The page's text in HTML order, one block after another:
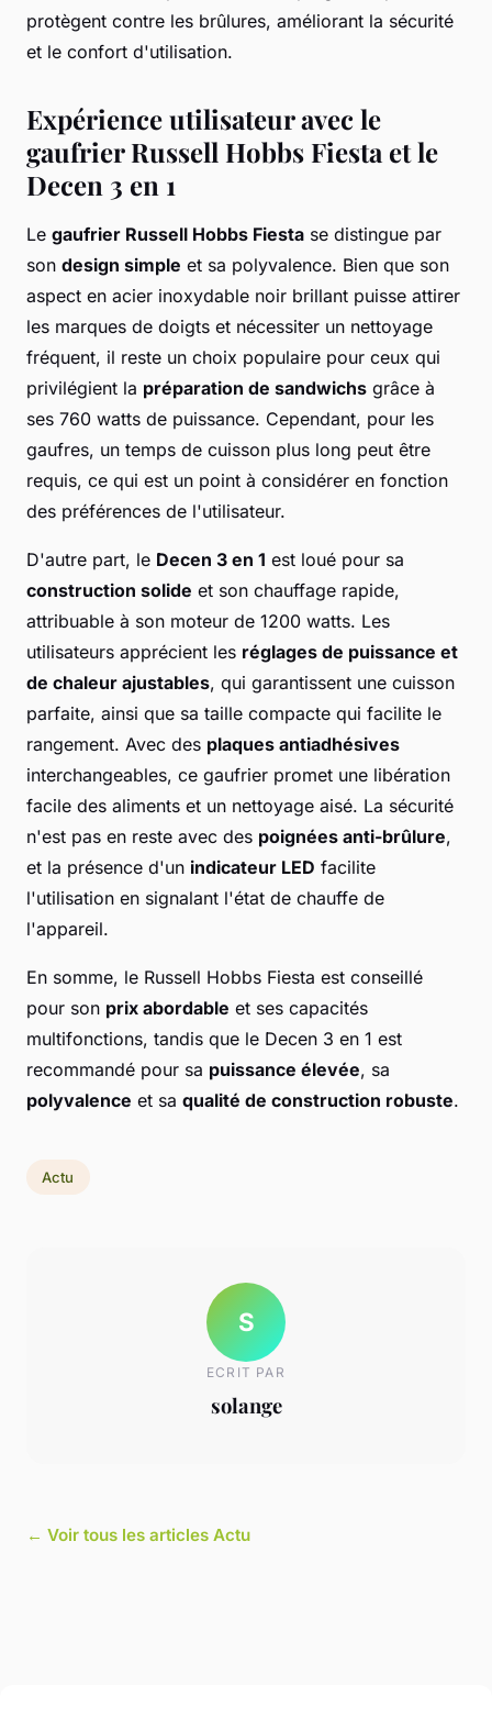
protègent contre les brûlures, améliorant la sécurité
et le confort d'utilisation.
Expérience utilisateur avec le
gaufrier Russell Hobbs Fiesta et le
Decen 3 en 1
Le gaufrier Russell Hobbs Fiesta se distingue par
son design simple et sa polyvalence. Bien que son
aspect en acier inoxydable noir brillant puisse attirer
les marques de doigts et nécessiter un nettoyage
fréquent, il reste un choix populaire pour ceux qui
privilégient la préparation de sandwichs grâce à
ses 760 watts de puissance. Cependant, pour les
gaufres, un temps de cuisson plus long peut être
requis, ce qui est un point à considérer en fonction
des préférences de l'utilisateur.
D'autre part, le Decen 3 en 1 est loué pour sa
construction solide et son chauffage rapide,
attribuable à son moteur de 1200 watts. Les
utilisateurs apprécient les réglages de puissance et
de chaleur ajustables, qui garantissent une cuisson
parfaite, ainsi que sa taille compacte qui facilite le
rangement. Avec des plaques antiadhésives
interchangeables, ce gaufrier promet une libération
facile des aliments et un nettoyage aisé. La sécurité
n'est pas en reste avec des poignées anti-brûlure,
et la présence d'un indicateur LED facilite
l'utilisation en signalant l'état de chauffe de
l'appareil.
En somme, le Russell Hobbs Fiesta est conseillé
pour son prix abordable et ses capacités
multifonctions, tandis que le Decen 3 en 1 est
recommandé pour sa puissance élevée, sa
polyvalence et sa qualité de construction robuste.
Actu
S
ECRIT PAR
solange
← Voir tous les articles Actu